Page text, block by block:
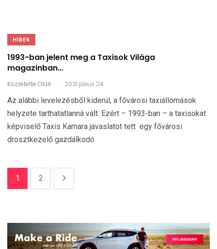
HÍREK
1993-ban jelent meg a Taxisok Világa
magazinban…
Közzétette OldA . 2021 július 24
Az alábbi levelezésből kiderül, a fővárosi taxiállomások
helyzete tarthatatlanná vált. Ezért – 1993-ban – a taxisokat
képviselő Taxis Kamara javaslatot tett egy fővárosi
drosztkezelő gazdálkodó
1 2